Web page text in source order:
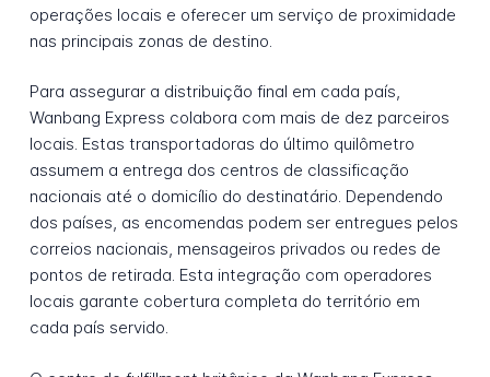
operações locais e oferecer um serviço de proximidade
nas principais zonas de destino.
Para assegurar a distribuição final em cada país,
Wanbang Express colabora com mais de dez parceiros
locais. Estas transportadoras do último quilômetro
assumem a entrega dos centros de classificação
nacionais até o domicílio do destinatário. Dependendo
dos países, as encomendas podem ser entregues pelos
correios nacionais, mensageiros privados ou redes de
pontos de retirada. Esta integração com operadores
locais garante cobertura completa do território em
cada país servido.